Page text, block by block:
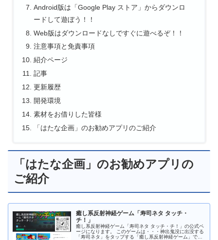
Android版は「Google Play ストア」からダウンロ
ードして遊ぼう！！
Web版はダウンロードなしですぐに遊べるぞ！！
注意事項と免責事項
紹介ページ
記事
更新履歴
開発環境
素材をお借りした皆様
「はたな企画」のお勧めアプリのご紹介
「はたな企画」のお勧めアプリの
ご紹介
癒し系反射神経ゲーム「寿司ネタ タッチ・
チ！」
癒し系反射神経ゲーム「寿司ネタ タッチ・チ！」の公式ペ
ージになります。 このゲームは・・・神出鬼没に出没する
「寿司ネタ」をタップする「癒し系反射神経ゲーム」で